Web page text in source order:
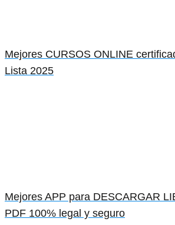
Mejores CURSOS ONLINE
Lista 2025
Mejores APP para DESCARGAR
PDF 100% legal y seguro